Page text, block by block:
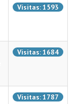
Visitas: 1593
Visitas: 1684
Visitas: 1787